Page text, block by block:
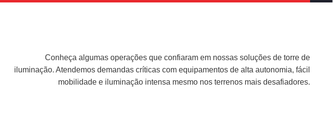
Conheça algumas operações que confiaram em nossas soluções de torre de
iluminação. Atendemos demandas críticas com equipamentos de alta autonomia, fácil
mobilidade e iluminação intensa mesmo nos terrenos mais desafiadores.